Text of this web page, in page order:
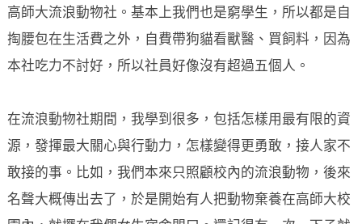
高師大流浪動物社。基本上我們也是窮學生，所以都是自
掏腰包在生活費之外，自費帶狗貓看獸醫、買飼料，因為
本社吃力不討好，所以社員好像沒有超過五個人。
在流浪動物社期間，我學到很多，包括怎樣用最有限的資
源，發揮最大關心與行動力，怎樣變得更勇敢，接人家不
敢接的事。比如，我們本來只照顧校內的流浪動物，後來
名聲大概傳出去了，於是開始有人把動物棄養在高師大校